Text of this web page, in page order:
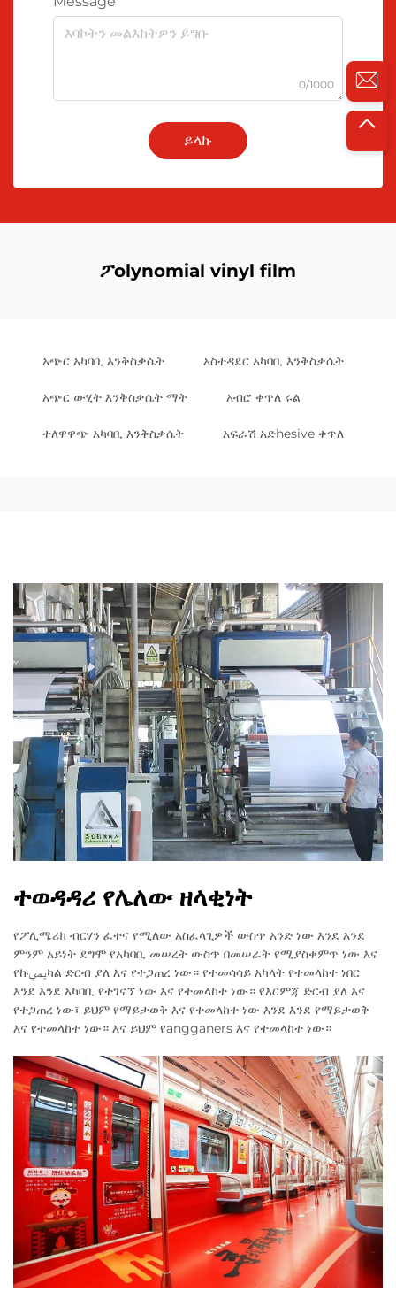
0/1000
ይላኩ
ፖolynomial vinyl film
አጭር አካባቢ እንቅስቃሴት አስተዳደር አካባቢ እንቅስቃሴት
አጭር ውሂት እንቅስቃሴት ማት አብሮ ቀጥለ ሩል
ተለዋዋጭ አካባቢ እንቅስቃሴት አፍራሽ አድhesive ቀጥለ
ተወዳዳሪ የሌለው ዘላቂነት
የፖሊሜሪክ ብርሃን ፈተና የሚለው አስፈላጊዎች ውስጥ አንድ ነው እንደ እንደ
ምንም አይነት ደግሞ የአካባቢ መሠረት ውስጥ በመሠራት የሚያስቀምጥ ነው እና
የኩيميካል ድርብ ያለ እና የተጋጠረ ነው። የተመሳሳይ አካላት የተመላከተ ነበር
እንደ እንደ አካባቢ የተገናኘ ነው እና የተመላከተ ነው። የእርምጃ ድርብ ያለ እና
የተጋጠረ ነው፣ ይህም የማይታወቅ እና የተመላከተ ነው እንደ እንደ የማይታወቅ
እና የተመላከተ ነው። እና ይህም የangganers እና የተመላከተ ነው።